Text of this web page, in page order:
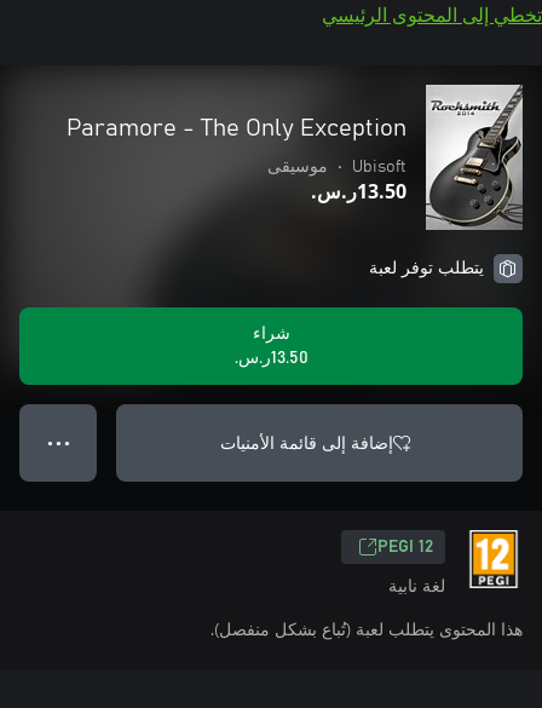
تخطي إلى المحتوى الرئيسي
Paramore - The Only Exception
Ubisoft
• موسيقى
‪ر.س.‏‎13.50‬
يتطلب توفر لعبة
شراء
‪ر.س.‏‎13.50‬
إضافة إلى قائمة الأمنيات ● ● ●
PEGI 12
لغة نابية
هذا المحتوى يتطلب لعبة (تُباع بشكل منفصل).